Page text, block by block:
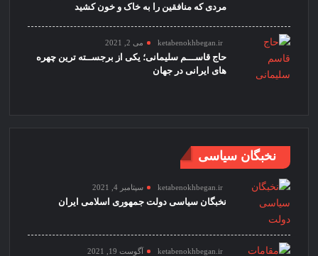
مردی که منافقین را به خاک و خون کشید
ketabenokhbegan.ir می 2, 2021
حاج قاســـم سلیمانی؛ یکی از برجســته ترین چهره
های ایرانی در جهان
نخبگان سیاسی
ketabenokhbegan.ir سپتامبر 4, 2021
نخبگان سیاسی دولت جمهوری اسلامی ایران
ketabenokhbegan.ir آگوست 19, 2021